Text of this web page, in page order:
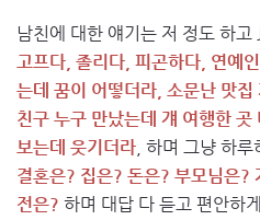
남친에 대한 얘기는 저 정도 하고
고프다, 졸리다, 피곤하다, 연예
는데 꿈이 어떻더라, 소문난 맛집
친구 누구 만났는데 걔 여행한
보는데 웃기더라 , 하며 그냥 하
결혼은? 집은? 돈은? 부모님은?
전은? 하며 대답 다 듣고 편안하